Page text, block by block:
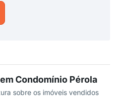
Condomínio Pérola
sobre os imóveis vendidos